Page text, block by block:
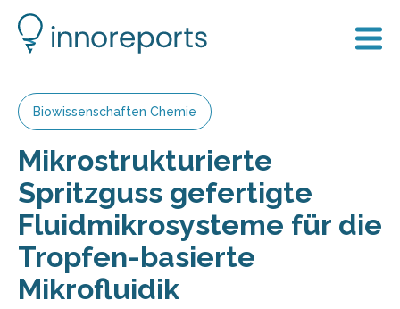
Biowissenschaften Chemie
Mikrostrukturierte
Spritzguss gefertigte
Fluidmikrosysteme für die
Tropfen-basierte
Mikrofluidik